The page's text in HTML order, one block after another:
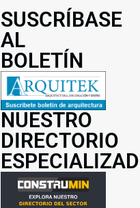
SUSCRÍBASE
AL
BOLETÍN
NUESTRO
DIRECTORIO